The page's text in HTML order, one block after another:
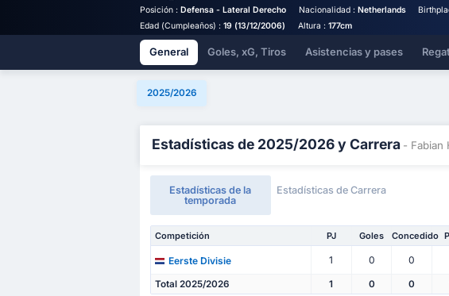
Posición : Defensa - Lateral Derecho Nacionalidad : Netherlands
Edad (Cumpleaños) : 19 (13/12/2006) Altura : 177cm
General Goles, xG, Tiros Asistencias y pases
2025/2026
Estadísticas de 2025/2026 y Carrera - Fabian
Estadísticas de la
temporada
Estadísticas de Carrera
Competición PJ Goles Concedido
Eerste Divisie 1 0 0
Total 2025/2026 1 0 0